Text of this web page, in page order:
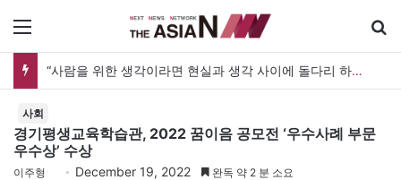
“사람을 위한 생각이라면 현실과 생각 사이에 돌다리 하나는 놓아야 하지 않을까”
사회
경기평생교육학습관, 2022 꿈이음 공모전 ‘우수사례 부문
우수상’ 수상
이주형 December 19, 2022 완독 약 2 분 소요